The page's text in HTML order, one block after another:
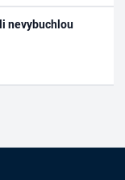
nevybuchlou